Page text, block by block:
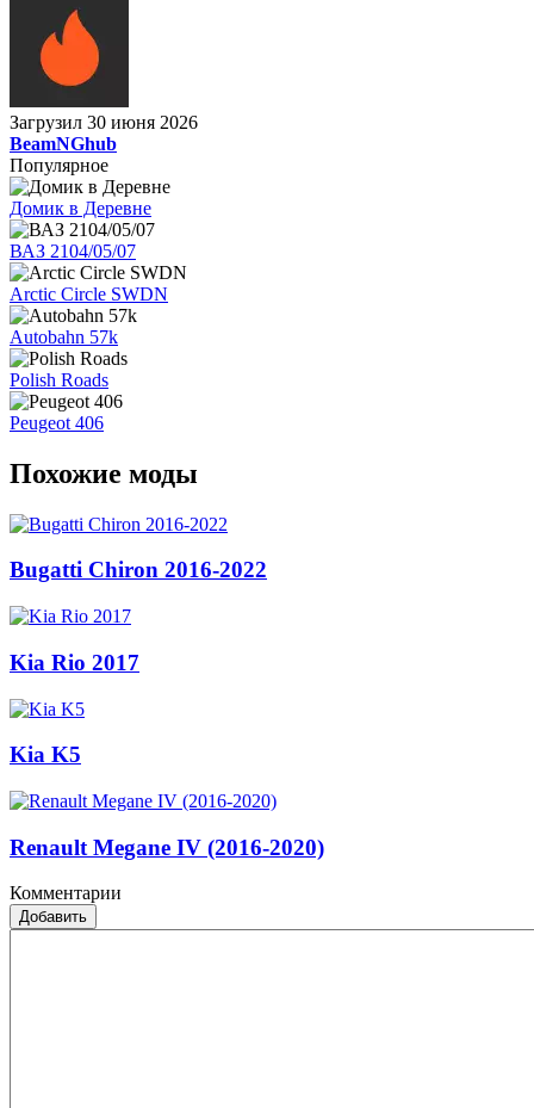
Загрузил 30 июня 2026
BeamNGhub
Популярное
Домик в Деревне
ВАЗ 2104/05/07
Arctic Circle SWDN
Autobahn 57k
Polish Roads
Peugeot 406
Похожие моды
Bugatti Chiron 2016-2022
Kia Rio 2017
Kia K5
Renault Megane IV (2016-2020)
Комментарии
Добавить